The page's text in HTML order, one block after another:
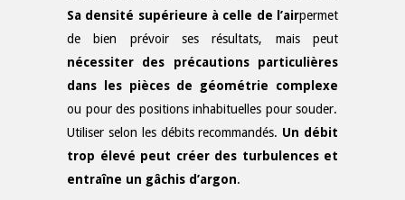
Sa densité supérieure à celle de l’airpermet
de bien prévoir ses résultats, mais peut
nécessiter des précautions particulières
dans les pièces de géométrie complexe
ou pour des positions inhabituelles pour souder.
Utiliser selon les débits recommandés. Un débit
trop élevé peut créer des turbulences et
entraîne un gâchis d’argon.